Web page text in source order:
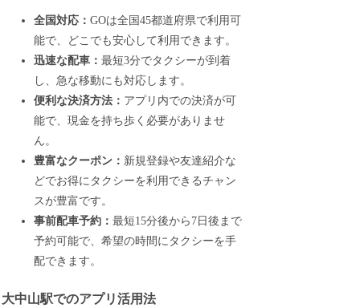
全国対応：GOは全国45都道府県で利用可
能で、どこでも安心して利用できます。
迅速な配車：最短3分でタクシーが到着
し、急な移動にも対応します。
便利な決済方法： アプリ内での決済が可
能で、現金を持ち歩く必要がありませ
ん。
豊富なクーポン： 新規登録や友達紹介な
どでお得にタクシーを利用できるチャン
スが豊富です。
事前配車予約：最短15分後から7日後まで
予約可能で、希望の時間にタクシーを手
配できます。
大中山駅でのアプリ活用法